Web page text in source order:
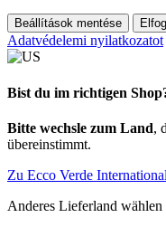
Beállítások mentése
Adatvédelemi nyilatkozatot
Bist du im richtigen
Bitte wechsle zum Land,
übereinstimmt.
Zu Ecco Verde
Anderes Lieferland wählen